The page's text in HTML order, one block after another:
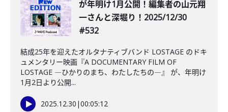
が年明け1月公開！編集者の山元翔
一さんと深堀り！2025/12/30
#532
結成25年を迎えたオルタナティブバンド LOSTAGE のドキ
ュメンタリー映画『A DOCUMENTARY FILM OF
LOSTAGE ―ひかりのまち、わたしたちの―』 が、年明け
1月2日より公開...
2025.12.30 |00:05:12